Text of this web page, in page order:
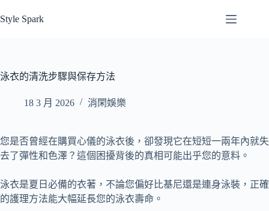
至
容
Style Spark
泳衣的清洗步驟與保存方法
18 3 月 2026 消閑娛樂
您是否曾經在購買心儀的泳衣後，卻發現它在短短一兩年內就失
去了彈性和色澤？這個困擾背後的真相可能出乎您的意料。
泳衣是夏日必備的衣著，不論您偏好比基尼還是連身泳裝，正確
的護理方法能大幅延長您的泳衣壽命。